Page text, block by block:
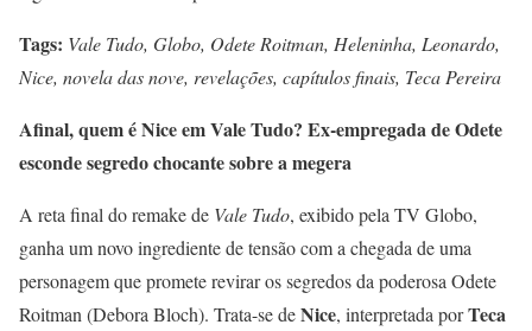
Tags: Vale Tudo, Globo, Odete Roitman, Heleninha, Leonardo,
Nice, novela das nove, revelações, capítulos finais, Teca Pereira
Afinal, quem é Nice em Vale Tudo? Ex-empregada de Odete
esconde segredo chocante sobre a megera
A reta final do remake de Vale Tudo, exibido pela TV Globo,
ganha um novo ingrediente de tensão com a chegada de uma
personagem que promete revirar os segredos da poderosa Odete
Roitman (Debora Bloch). Trata-se deNice, interpretada porTeca